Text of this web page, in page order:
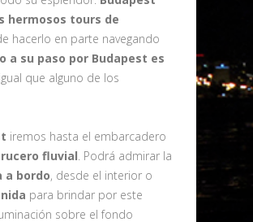
hermosos tours de
hacerlo en parte navegando
a su paso por Budapest es
que alguno de los
iremos hasta el embarcadero
fluvial. Podrá admirar la
a bordo, desde el interior o
para brindar por este
sobre el fondo